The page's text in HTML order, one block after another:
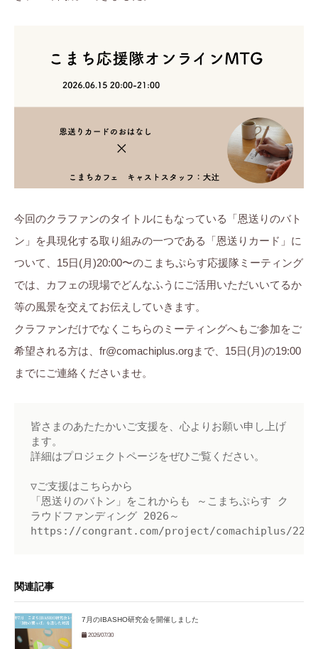
今回のクラファンのタイトルにもなっている「恩送りのバト
ン」を具現化する取り組みの一つである「恩送りカード」に
ついて、15日(月)20:00〜のこまちぷらす応援隊ミーティング
では、カフェの現場でどんなふうにご活用いただいいてるか
等の風景を交えてお伝えしていきます。
クラファンだけでなくこちらのミーティングへもご参加をご
希望される方は、fr@comachiplus.orgまで、15日(月)の19:00
までにご連絡くださいませ。
皆さまのあたたかいご支援を、心よりお願い申し上げ
ます。
詳細はプロジェクトページをぜひご覧ください。
▽ご支援はこちらから
「恩送りのバトン」をこれからも ～こまちぷらす ク
ラウドファンディング 2026～
https://congrant.com/project/comachiplus/
関連記事
7月のIBASHO研究会を開催しました
2026/07/30